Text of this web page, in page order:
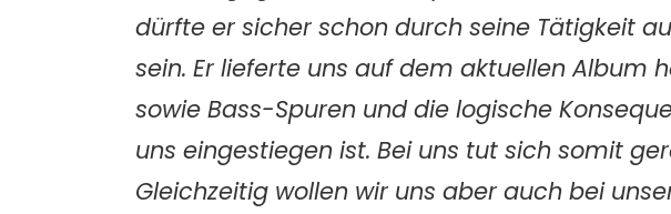
dürfte er sicher schon durch seine Tätigkeit
sein. Er lieferte uns auf dem aktuellen
sowie Bass-Spuren und die logische
uns eingestiegen ist. Bei uns tut sich somit
Gleichzeitig wollen wir uns aber auch bei